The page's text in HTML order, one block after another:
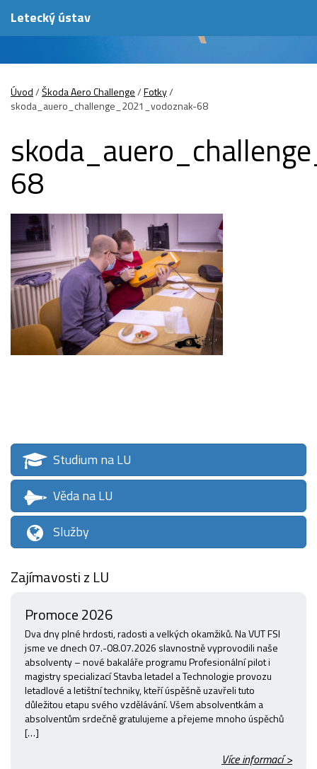
Letecký ústav
Úvod/Škoda Aero Challenge/Fotky/
skoda_auero_challenge_2021_vodoznak-68
68
Studium na LU
Věda na LU
Služby
Zajímavosti z LU
Promoce 2026
Dva dny plné hrdosti, radosti a velkých okamžiků. Na VUT FSI
jsme ve dnech 07.-08.07.2026 slavnostně vyprovodili naše
absolventy – nové bakaláře programu Profesionální pilot i
magistry specializací Stavba letadel a Technologie provozu
letadlové a letištní techniky, kteří úspěšně uzavřeli tuto
důležitou etapu svého vzdělávání. Všem absolventkám a
absolventům srdečně gratulujeme a přejeme mnoho úspěchů
[…]
Více informací >